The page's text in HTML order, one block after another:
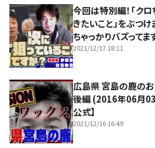
今回は特別編！「ク
きたいこと」をぶつけ
ちゃっかりバズってま
2021/12/17 18:11
広島県 宮島の鹿の
後編 (2016年06月03
公式】
2021/12/16 16:49